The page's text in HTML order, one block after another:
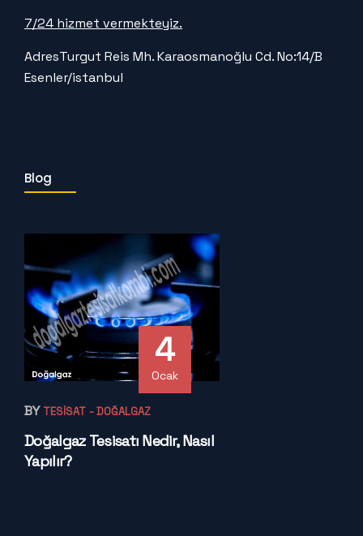
7/24 hizmet vermekteyiz.
AdresTurgut Reis Mh. Karaosmanoğlu Cd. No:14/B
Esenler/istanbul
Blog
4
Ocak
BY TESISAT - DOĞALGAZ
Doğalgaz Tesisatı Nedir, Nasıl
Yapılır?